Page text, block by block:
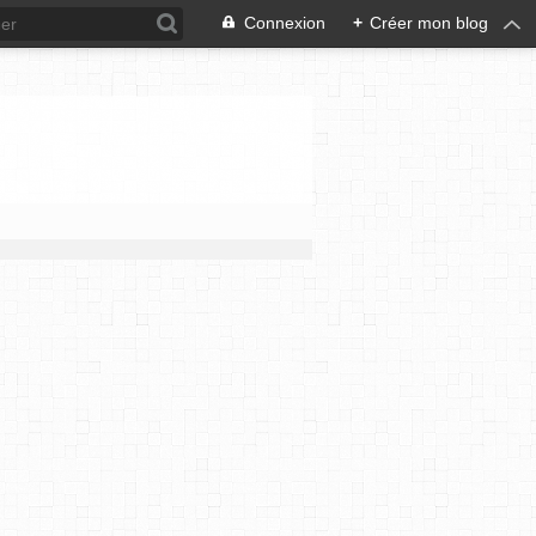
Connexion + Créer mon blog